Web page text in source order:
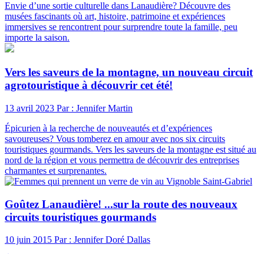
Envie d’une sortie culturelle dans Lanaudière? Découvre des
musées fascinants où art, histoire, patrimoine et expériences
immersives se rencontrent pour surprendre toute la famille, peu
importe la saison.
Vers les saveurs de la montagne, un nouveau circuit
agrotouristique à découvrir cet été!
13 avril 2023 Par : Jennifer Martin
Épicurien à la recherche de nouveautés et d’expériences
savoureuses? Vous tomberez en amour avec nos six circuits
touristiques gourmands. Vers les saveurs de la montagne est situé au
nord de la région et vous permettra de découvrir des entreprises
charmantes et surprenantes.
Goûtez Lanaudière! ...sur la route des nouveaux
circuits touristiques gourmands
10 juin 2015 Par : Jennifer Doré Dallas